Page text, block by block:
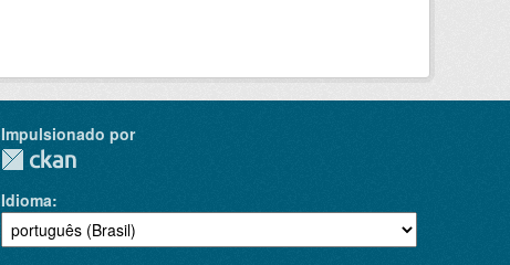
Impulsionado por
Idioma